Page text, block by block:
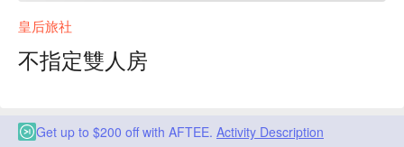
皇后旅社
不指定雙人房
Get up to $200 off with AFTEE. Activity Description